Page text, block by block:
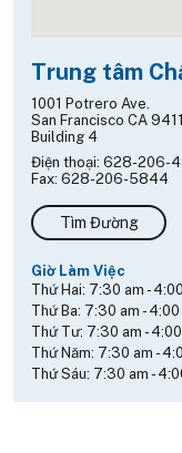
Trung tâm
1001 Potrero Ave.
San Francisco CA
Building 4
Điện thoại: 628-206-
Fax: 628-206-5844
Tìm Đường
Giờ Làm Việc
Thứ Hai: 7:30 am -
Thứ Ba: 7:30 am - 4:00
Thứ Tư: 7:30 am -
Thứ Năm: 7:30 am -
Thứ Sáu: 7:30 am -